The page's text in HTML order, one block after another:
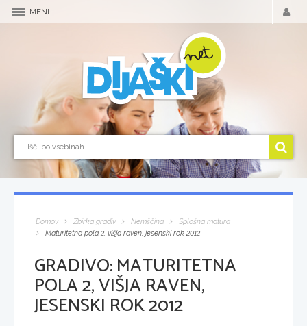
MENI
Domov Zbirka gradiv Nemščina
Splošna matura
Maturitetna pola 2, višja raven, jesenski rok 2012
GRADIVO:MATURITETNA
POLA 2, VIŠJA RAVEN,
JESENSKI ROK 2012